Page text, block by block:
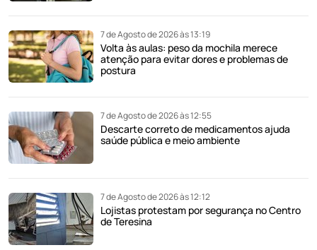
7 de Agosto de 2026 às 13:19
Volta às aulas: peso da mochila merece
atenção para evitar dores e problemas de
postura
7 de Agosto de 2026 às 12:55
Descarte correto de medicamentos ajuda
saúde pública e meio ambiente
7 de Agosto de 2026 às 12:12
Lojistas protestam por segurança no Centro
de Teresina